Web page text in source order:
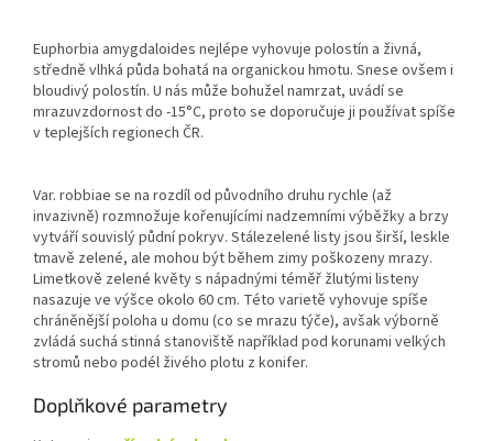
Euphorbia amygdaloides nejlépe vyhovuje polostín a živná,
středně vlhká půda bohatá na organickou hmotu. Snese ovšem i
bloudivý polostín. U nás může bohužel namrzat, uvádí se
mrazuvzdornost do -15°C, proto se doporučuje ji používat spíše
v teplejších regionech ČR.
Var. robbiae se na rozdíl od původního druhu rychle (až
invazivně) rozmnožuje kořenujícími nadzemními výběžky a brzy
vytváří souvislý půdní pokryv. Stálezelené listy jsou širší, leskle
tmavě zelené, ale mohou být během zimy poškozeny mrazy.
Limetkově zelené květy s nápadnými téměř žlutými listeny
nasazuje ve výšce okolo 60 cm. Této varietě vyhovuje spíše
chráněnější poloha u domu (co se mrazu týče), avšak výborně
zvládá suchá stinná stanoviště například pod korunami velkých
stromů nebo podél živého plotu z konifer.
Doplňkové parametry